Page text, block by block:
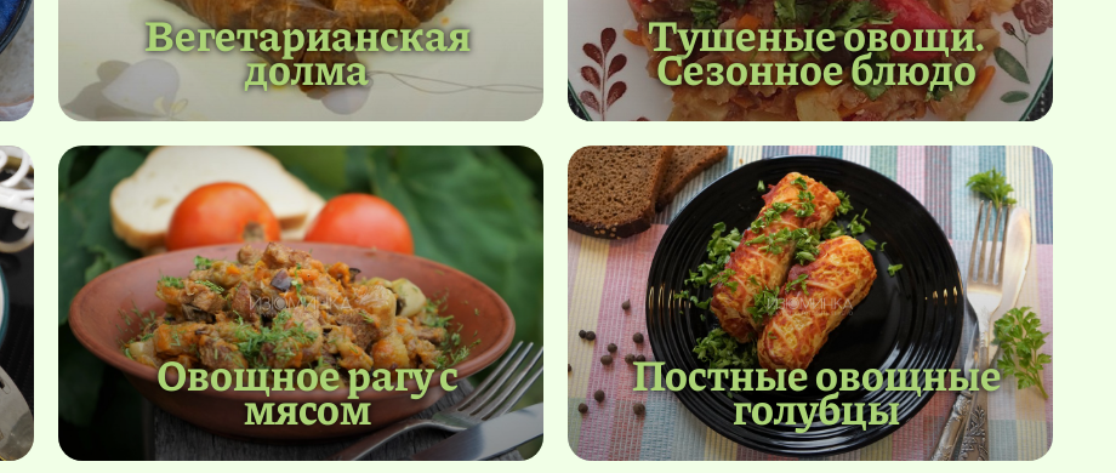
Вегетарианская
долма
Тушеные овощи.
Сезонное блюдо
Овощное рагу с
мясом
Постные овощные
голубцы